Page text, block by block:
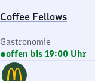
Coffee Fellows
Gastronomie
offen bis 19:00 Uhr